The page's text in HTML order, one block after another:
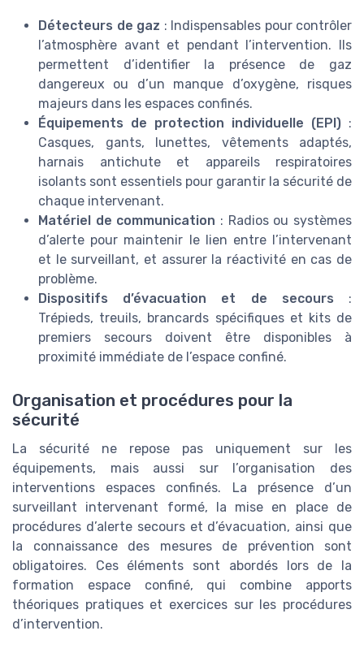
Détecteurs de gaz : Indispensables pour contrôler
l’atmosphère avant et pendant l’intervention. Ils
permettent d’identifier la présence de gaz
dangereux ou d’un manque d’oxygène, risques
majeurs dans les espaces confinés.
Équipements de protection individuelle (EPI) :
Casques, gants, lunettes, vêtements adaptés,
harnais antichute et appareils respiratoires
isolants sont essentiels pour garantir la sécurité de
chaque intervenant.
Matériel de communication : Radios ou systèmes
d’alerte pour maintenir le lien entre l’intervenant
et le surveillant, et assurer la réactivité en cas de
problème.
Dispositifs d’évacuation et de secours :
Trépieds, treuils, brancards spécifiques et kits de
premiers secours doivent être disponibles à
proximité immédiate de l’espace confiné.
Organisation et procédures pour la
sécurité
La sécurité ne repose pas uniquement sur les
équipements, mais aussi sur l’organisation des
interventions espaces confinés. La présence d’un
surveillant intervenant formé, la mise en place de
procédures d’alerte secours et d’évacuation, ainsi que
la connaissance des mesures de prévention sont
obligatoires. Ces éléments sont abordés lors de la
formation espace confiné, qui combine apports
théoriques pratiques et exercices sur les procédures
d’intervention.